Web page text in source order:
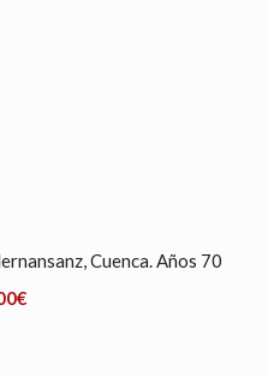
Cuenca. Años 70
€